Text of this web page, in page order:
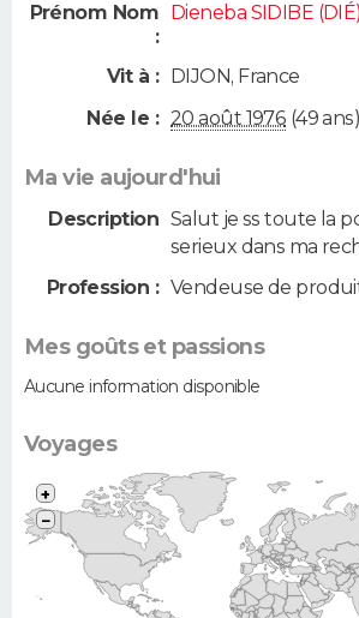
Prénom Nom
:
Dieneba SIDIBE (DIÉ)
Vit à : DIJON, France
Née le : 20 août 1976 (49 ans)
Ma vie aujourd'hui
Description Salut je ss toute la
serieux dans ma
Profession : Vendeuse de
Mes goûts et passions
Aucune information disponible
Voyages
+
−